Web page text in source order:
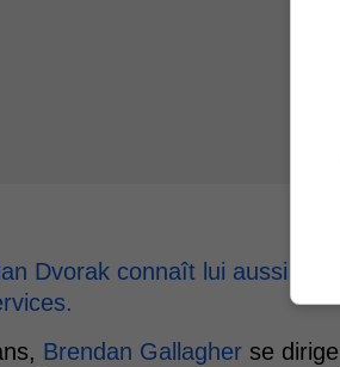
Dvorak connaît lui aussi de
Brendan Gallagher se